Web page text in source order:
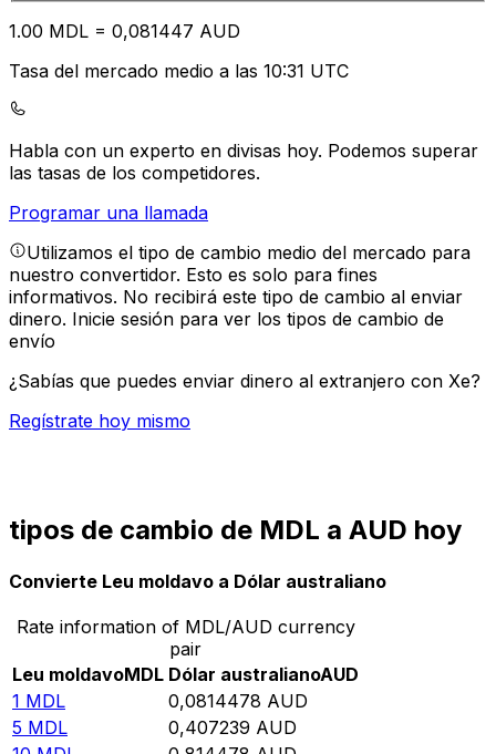
1.00 MDL = 0,081447 AUD
Tasa del mercado medio a las 10:31 UTC
Habla con un experto en divisas hoy. Podemos superar
las tasas de los competidores.
Programar una llamada
Utilizamos el tipo de cambio medio del mercado para
nuestro convertidor. Esto es solo para fines
informativos. No recibirá este tipo de cambio al enviar
dinero. Inicie sesión para ver los tipos de cambio de
envío
¿Sabías que puedes enviar dinero al extranjero con Xe?
Regístrate hoy mismo
tipos de cambio de MDL a AUD hoy
Convierte Leu moldavo a Dólar australiano
Rate information of MDL/AUD currency
pair
Leu moldavoMDL Dólar australianoAUD
1 MDL 0,0814478 AUD
5 MDL 0,407239 AUD